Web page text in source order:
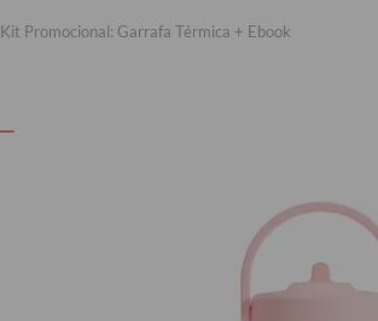
Kit Promocional: Garrafa Térmica + Ebook